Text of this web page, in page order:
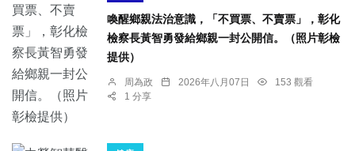
喚醒鄉親法治意識，「不買票、不賣票」，彰化
檢察長黃智勇發給鄉親一封公開信。（照片彰檢
提供）
周為政 2026年八月07日
153 觀看
1 分享